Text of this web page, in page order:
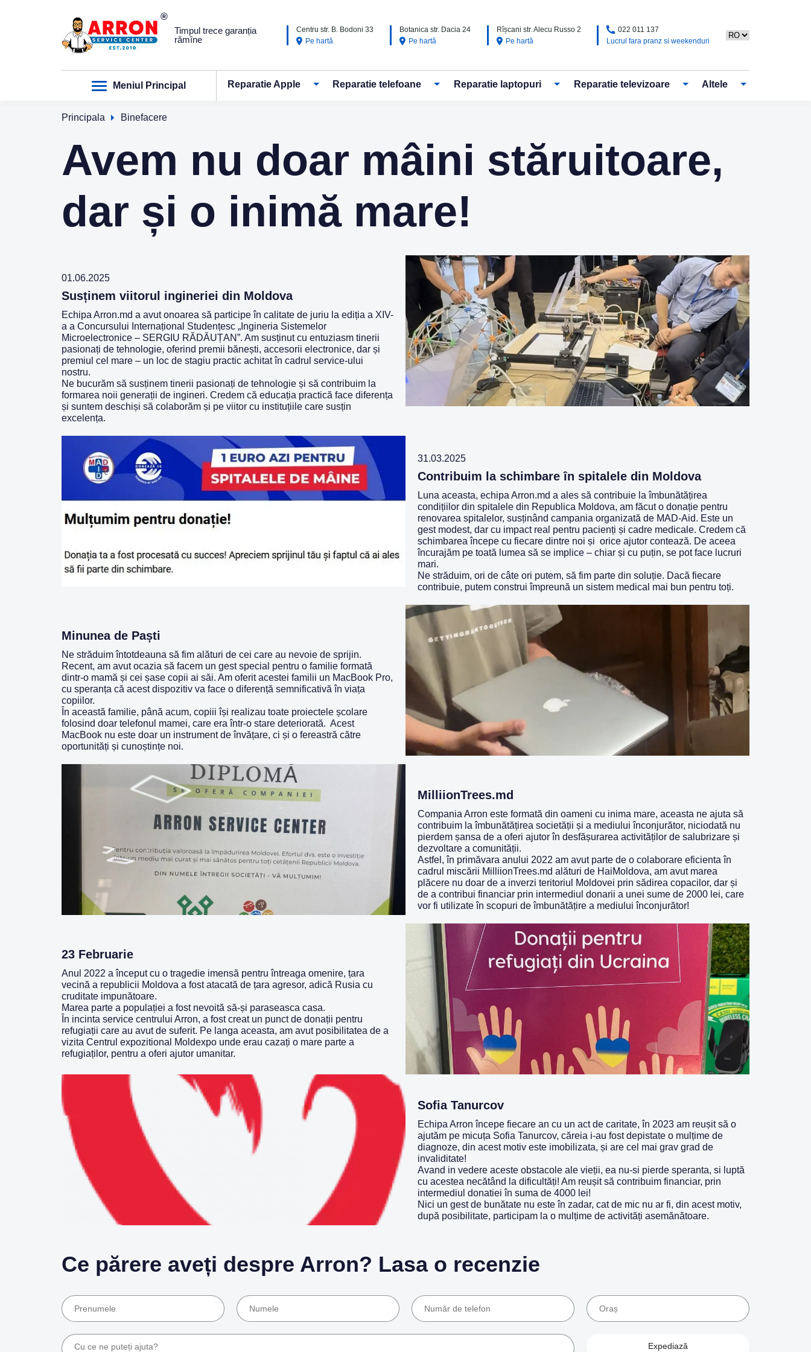
Timpul trece garanția
rămîne
Centru str. B. Bodoni 33
Pe hartă
Botanica str. Dacia 24
Pe hartă
Rîșcani str. Alecu Russo 2
Pe hartă
022 011 137
Lucrul fara pranz si weekenduri
Meniul Principal Reparatie Apple Reparatie telefoane Reparatie laptopuri Reparatie televizoare Altele
Principala Binefacere
Avem nu doar mâini stăruitoare,
dar și o inimă mare!
01.06.2025
Susținem viitorul ingineriei din Moldova
Echipa Arron.md a avut onoarea să participe în calitate de juriu la ediția a XIV-
a a Concursului Internațional Studențesc „Ingineria Sistemelor
Microelectronice – SERGIU RĂDĂUȚAN”. Am susținut cu entuziasm tinerii
pasionați de tehnologie, oferind premii bănești, accesorii electronice, dar și
premiul cel mare – un loc de stagiu practic achitat în cadrul service-ului
nostru.
Ne bucurăm să susținem tinerii pasionați de tehnologie și să contribuim la
formarea noii generații de ingineri. Credem că educația practică face diferența
și suntem deschiși să colaborăm și pe viitor cu instituțiile care susțin
excelența.
31.03.2025
Contribuim la schimbare în spitalele din Moldova
Luna aceasta, echipa Arron.md a ales să contribuie la îmbunătățirea
condițiilor din spitalele din Republica Moldova, am făcut o donație pentru
renovarea spitalelor, susținând campania organizată de MAD-Aid. Este un
gest modest, dar cu impact real pentru pacienți și cadre medicale. Credem că
schimbarea începe cu fiecare dintre noi și orice ajutor contează. De aceea
încurajăm pe toată lumea să se implice – chiar și cu puțin, se pot face lucruri
mari.
Ne străduim, ori de câte ori putem, să fim parte din soluție. Dacă fiecare
contribuie, putem construi împreună un sistem medical mai bun pentru toți.
Minunea de Paști
Ne străduim întotdeauna să fim alături de cei care au nevoie de sprijin.
Recent, am avut ocazia să facem un gest special pentru o familie formată
dintr-o mamă și cei șase copii ai săi. Am oferit acestei familii un MacBook Pro,
cu speranța că acest dispozitiv va face o diferență semnificativă în viața
copiilor.
În această familie, până acum, copiii își realizau toate proiectele școlare
folosind doar telefonul mamei, care era într-o stare deteriorată. Acest
MacBook nu este doar un instrument de învățare, ci și o fereastră către
oportunități și cunoștințe noi.
MilliionTrees.md
Compania Arron este formată din oameni cu inima mare, aceasta ne ajuta să
contribuim la îmbunătățirea societății și a mediului înconjurător, niciodată nu
pierdem șansa de a oferi ajutor în desfășurarea activităților de salubrizare și
dezvoltare a comunității.
Astfel, în primăvara anului 2022 am avut parte de o colaborare eficienta în
cadrul miscării MilliionTrees.md alături de HaiMoldova, am avut marea
plăcere nu doar de a inverzi teritoriul Moldovei prin sădirea copacilor, dar și
de a contribui financiar prin intermediul donarii a unei sume de 2000 lei, care
vor fi utilizate în scopuri de îmbunătățire a mediului înconjurător!
23 Februarie
Anul 2022 a început cu o tragedie imensă pentru întreaga omenire, țara
vecină a republicii Moldova a fost atacată de țara agresor, adică Rusia cu
cruditate impunătoare.
Marea parte a populației a fost nevoită să-și paraseasca casa.
În incinta service centrului Arron, a fost creat un punct de donații pentru
refugiații care au avut de suferit. Pe langa aceasta, am avut posibilitatea de a
vizita Centrul expozitional Moldexpo unde erau cazați o mare parte a
refugiaților, pentru a oferi ajutor umanitar.
Sofia Tanurcov
Echipa Arron începe fiecare an cu un act de caritate, în 2023 am reușit să o
ajutăm pe micuța Sofia Tanurcov, căreia i-au fost depistate o mulțime de
diagnoze, din acest motiv este imobilizata, și are cel mai grav grad de
invaliditate!
Avand in vedere aceste obstacole ale vieții, ea nu-si pierde speranta, si luptă
cu acestea necătând la dificultăți! Am reușit să contribuim financiar, prin
intermediul donatiei în suma de 4000 lei!
Nici un gest de bunătate nu este în zadar, cat de mic nu ar fi, din acest motiv,
după posibilitate, participam la o mulțime de activități asemănătoare.
Ce părere aveți despre Arron? Lasa o recenzie
Expediază